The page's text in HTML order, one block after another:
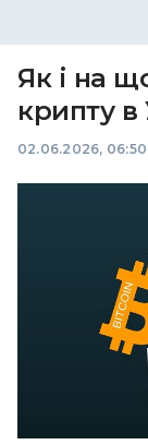
Як і на
крипту в
02.06.2026, 06:50